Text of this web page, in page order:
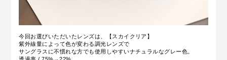
今回お選びいただいたレンズは、【スカイクリア】
紫外線量によって色が変わる調光レンズで
サングラスに不慣れな方でも使用しやすいナチュラルなグレー色。